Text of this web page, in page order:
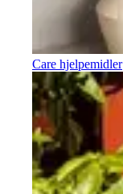
Care hjelpemidler